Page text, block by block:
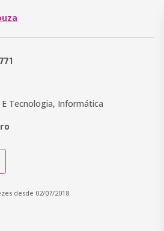
E Tecnologia, Informática
desde 02/07/2018